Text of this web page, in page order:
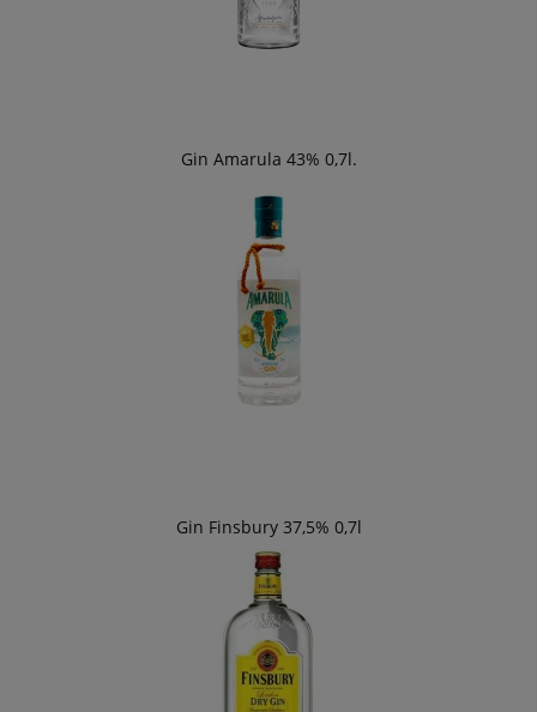
Gin Amarula 43% 0,7l.
Gin Finsbury 37,5% 0,7l